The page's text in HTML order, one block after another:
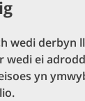
wedi derbyn
wedi ei
yn